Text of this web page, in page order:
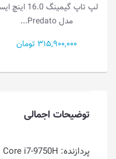
لپ تاپ 15.6 اینچ ایسر مدل
Aspire Go 15 A...
81,500,000 تومان
توضیحات اجمالی